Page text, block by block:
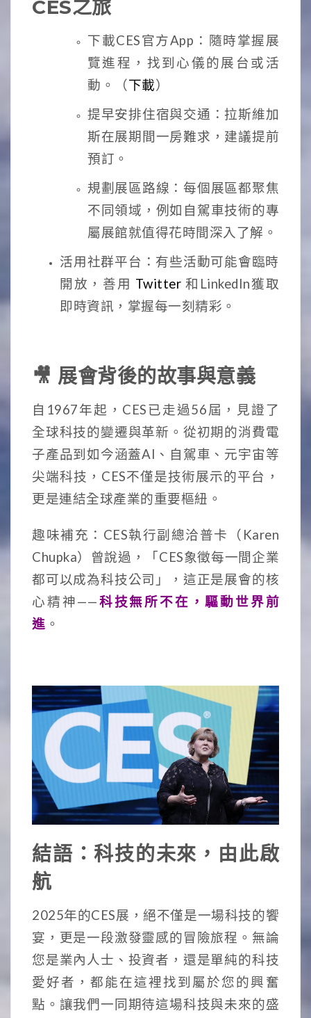
CES之旅
下載CES官方App：隨時掌握展
覽進程，找到心儀的展台或活
動。（下載）
提早安排住宿與交通：拉斯維加
斯在展期間一房難求，建議提前
預訂。
規劃展區路線：每個展區都聚焦
不同領域，例如自駕車技術的專
屬展館就值得花時間深入了解。
活用社群平台：有些活動可能會臨時
開放，善用 Twitter 和LinkedIn獲取
即時資訊，掌握每一刻精彩。
🎥 展會背後的故事與意義
自1967年起，CES已走過56屆，見證了
全球科技的變遷與革新。從初期的消費電
子產品到如今涵蓋AI、自駕車、元宇宙等
尖端科技，CES不僅是技術展示的平台，
更是連結全球產業的重要樞紐。
趣味補充：CES執行副總洽普卡
（Karen
Chupka）
曾說過，「CES象徵每一間企業
都可以成為科技公司」，這正是展會的核
心精神——科技無所不在，驅動世界前
進 。
結語：科技的未來，由此啟
航
2025年的CES展，絕不僅是一場科技的饗
宴，更是一段激發靈感的冒險旅程。無論
您是業內人士、投資者，還是單純的科技
愛好者，都能在這裡找到屬於您的興奮
點。讓我們一同期待這場科技與未來的盛